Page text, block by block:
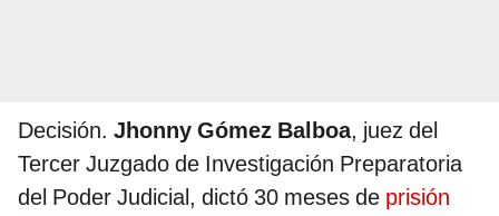
Decisión. Jhonny Gómez Balboa, juez del
Tercer Juzgado de Investigación Preparatoria
del Poder Judicial, dictó 30 meses de prisión